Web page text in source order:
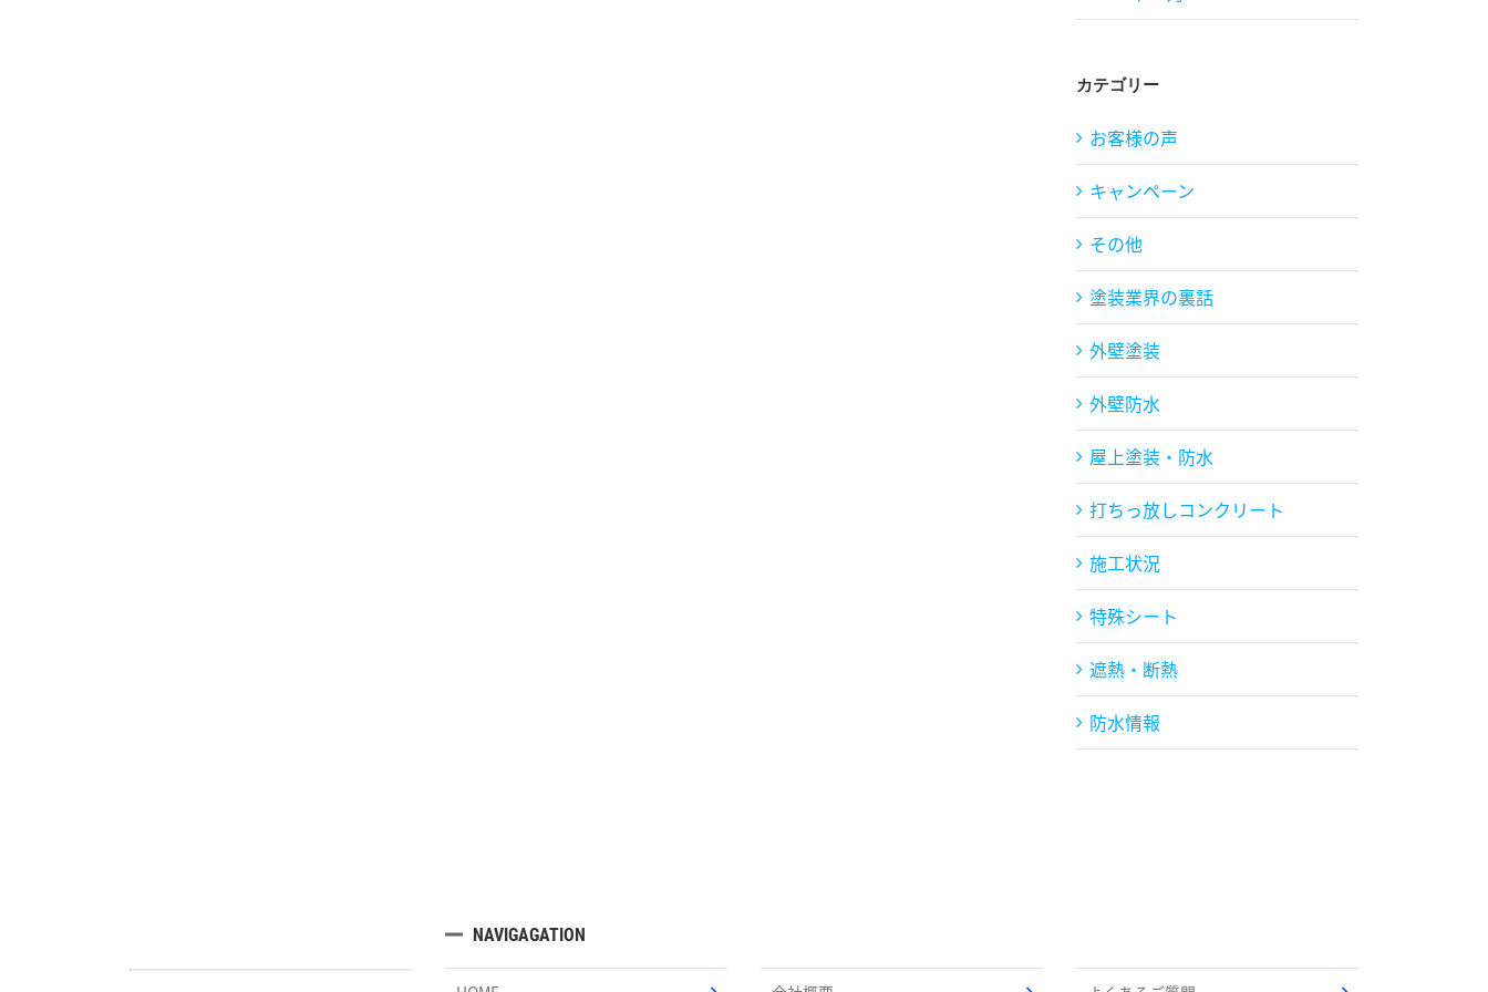
カテゴリー
お客様の声
キャンペーン
その他
塗装業界の裏話
外壁塗装
外壁防水
屋上塗装・防水
打ちっ放しコンクリート
施工状況
特殊シート
遮熱・断熱
防水情報
NAVIGAGATION